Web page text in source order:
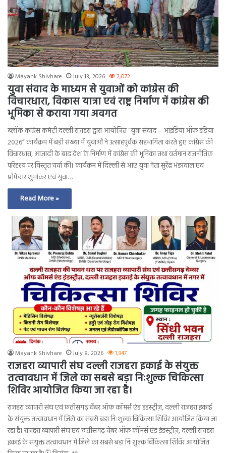
Mayank Shivhare July 13, 2026 2,072
युवा संवाद के माध्यम से युवाओं को कांग्रेस की
विचारधारा, विकास यात्रा एवं राष्ट्र निर्माण में कांग्रेस की
भूमिका से कराया गया अवगत
ब्लॉक कांग्रेस कमेटी दल्ली राजहरा द्वारा आयोजित “युवा संवाद – आइडिया ऑफ इंडिया
2026” कार्यक्रम में बड़ी संख्या में युवाओं ने उत्साहपूर्वक सहभागिता करते हुए कांग्रेस की
विचारधारा, आज़ादी के बाद देश के निर्माण में कांग्रेस की भूमिका तथा वर्तमान राजनीतिक
परिदृश्य पर विस्तृत चर्चा की। कार्यक्रम में दिल्ली से आए युवा नेता सुरेंद्र भंडरवाल एवं
प्रोफेसर शुभांकर एवं युवा…
Read More »
Mayank Shivhare July 8, 2026 1,947
राजहरा व्यापारी संघ दल्ली राजहरा इकाई के संयुक्त
तत्वावधान में जिले का सबसे बड़ा निःशुल्क चिकित्सा
शिविर आयोजित किया जा रहा है।
राजहरा व्यापारी संघ एवं छत्तीसगढ़ चेंबर ऑफ कॉमर्स एंड इंडस्ट्रीज़, दल्ली राजहरा इकाई
के संयुक्त तत्वावधान में जिले का सबसे बड़ा निःशुल्क चिकित्सा शिविर आयोजित किया जा
रहा है। राजहरा व्यापारी संघ एवं छत्तीसगढ़ चेंबर ऑफ कॉमर्स एंड इंडस्ट्रीज़, दल्ली राजहरा
इकाई के संयुक्त तत्वावधान में जिले का सबसे बड़ा निःशुल्क चिकित्सा शिविर आयोजित